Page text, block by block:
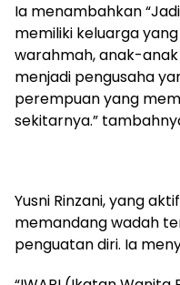
Ia menambahkan
memiliki keluarga
warahmah, anak-
menjadi pengusaha
perempuan yang
sekitarnya.”
Yusni Rinzani, yang
memandang wadah
penguatan diri. Ia